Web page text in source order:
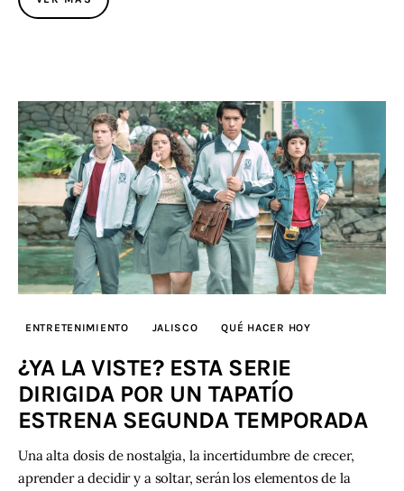
ENTRETENIMIENTO JALISCO QUÉ HACER HOY
¿YA LA VISTE? ESTA SERIE
DIRIGIDA POR UN TAPATÍO
ESTRENA SEGUNDA TEMPORADA
Una alta dosis de nostalgia, la incertidumbre de crecer,
aprender a decidir y a soltar, serán los elementos de la